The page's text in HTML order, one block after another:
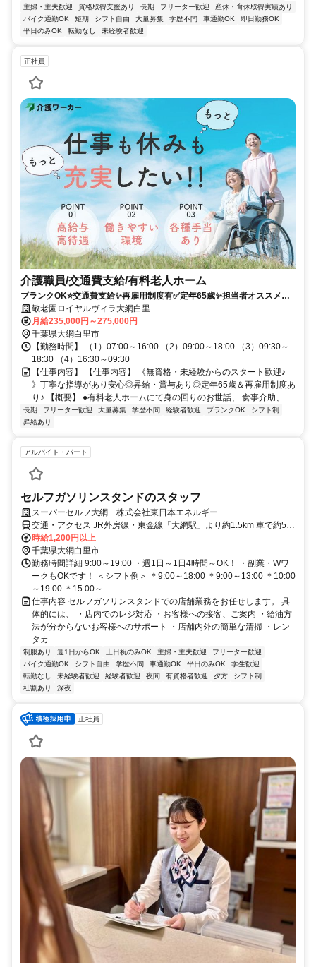
主婦・主夫歓迎 資格取得支援あり 長期 フリーター歓迎
産休・育休取得実績あり
バイク通勤OK
短期 シフト自由 大量募集 学歴不問 車通勤OK
即日勤務OK
平日のみOK
転勤なし 未経験者歓迎
正社員
介護職員/交通費支給/有料老人ホーム
ブランクOK⭐️交通費支給✨再雇用制度有✅️定年65歳✨担当者オススメ⭕️
未経験歓迎✨研修支援有❗️経験者優遇⭐️車通勤ＯＫ
敬老園ロイヤルヴィラ大網白里
月給235,000円～275,000円
千葉県大網白里市
【勤務時間】 （1）07:00～16:00 （2）09:00～18:00 （3）09:30～
18:30 （4）16:30～09:30
【仕事内容】 【仕事内容】 《無資格・未経験からのスタート歓迎♪
》丁寧な指導があり安心◎昇給・賞与あり◎定年65歳＆再雇用制度あ
り♪ 【概要】 ●有料老人ホームにて身の回りのお世話、 食事介助、 ...
長期 フリーター歓迎 大量募集 学歴不問 経験者歓迎 ブランクOK
シフト制
昇給あり
アルバイト・パート
セルフガソリンスタンドのスタッフ
スーパーセルフ大網 株式会社東日本エネルギー
交通・アクセス JR外房線・東金線「大網駅」より約1.5km 車で約5分
程度の場所です。
時給1,200円以上
千葉県大網白里市
勤務時間詳細 9:00～19:00 ・週1日～1日4時間～OK！ ・副業・Wワ
ークもOKです！ ＜シフト例＞ ＊9:00～18:00 ＊9:00～13:00 ＊10:00
～19:00 ＊15:00～...
仕事内容 セルフガソリンスタンドでの店舗業務をお任せします。 具
体的には、 ・店内でのレジ対応 ・お客様への接客、ご案内 ・給油方
法が分からないお客様へのサポート ・店舗内外の簡単な清掃 ・レン
タカ...
制服あり 週1日からOK 土日祝のみOK 主婦・主夫歓迎
フリーター歓迎
バイク通勤OK
シフト自由 学歴不問 車通勤OK 平日のみOK
学生歓迎
転勤なし
未経験者歓迎 経験者歓迎 夜間 有資格者歓迎 夕方
シフト制
社割あり
深夜
正社員